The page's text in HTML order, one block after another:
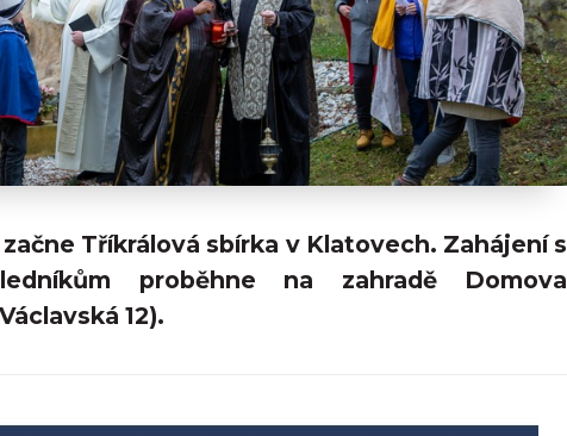
Tříkrálová sbírka v Klatovech. Zahájení s
proběhne na zahradě Domova
12).